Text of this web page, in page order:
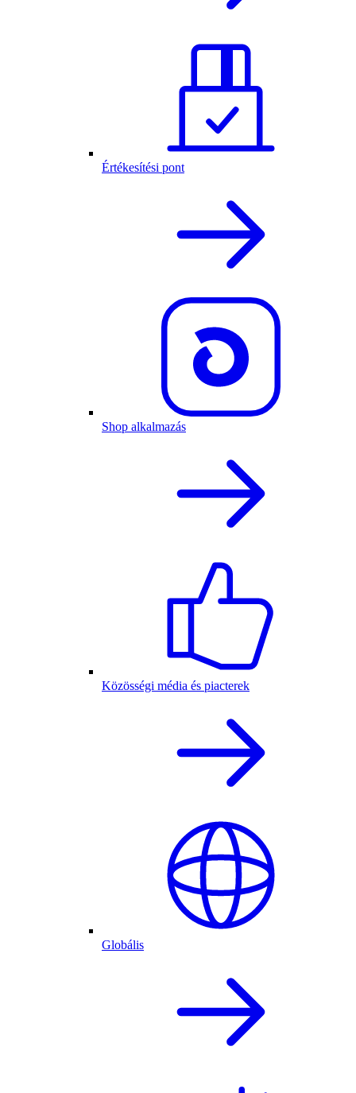
Értékesítési pont
Shop alkalmazás
Közösségi média és piacterek
Globális